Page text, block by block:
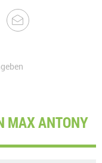
MAX ANTONY